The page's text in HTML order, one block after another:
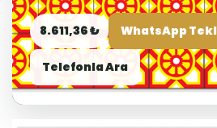
8.611,36 ₺ WhatsApp
Telefonla Ara